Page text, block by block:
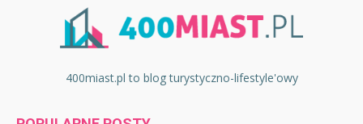
400miast.pl to blog turystyczno-lifestyle'owy